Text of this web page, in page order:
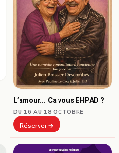
L’amour… Ca vous EHPAD ?
DU 16 AU 18 OCTOBRE
Réserver